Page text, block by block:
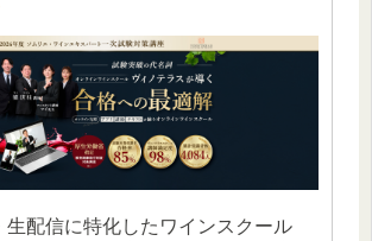
生配信に特化したワインスクール